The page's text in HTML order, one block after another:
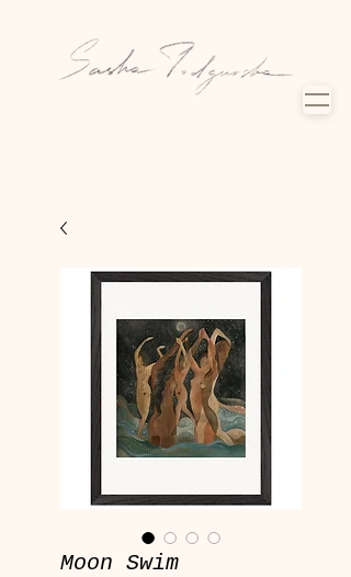
Moon Swim